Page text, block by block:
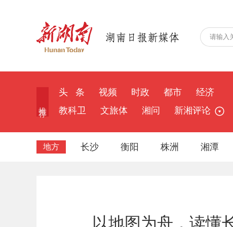
头 条 视频 时政 都市
经济
教科卫
文旅体 湘问 新湘评论
地方 长沙 衡阳 株洲 湘潭
以地图为舟，读